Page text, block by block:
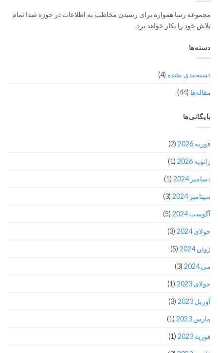
مجموعه رسا همواره برای رسیدن مخاطب به اطلاعات در حوزه صدا تمام
تلاش خود را بکار خواهد برد.
دسته‌ها
دسته‌بندی نشده (4)
مقاله‌ها (44)
بایگانی‌ها
فوریه 2026 (2)
ژانویه 2026 (1)
دسامبر 2024 (1)
سپتامبر 2024 (3)
آگوست 2024 (5)
جولای 2024 (3)
ژوئن 2024 (5)
می 2024 (3)
جولای 2023 (1)
آوریل 2023 (3)
مارس 2023 (1)
فوریه 2023 (1)